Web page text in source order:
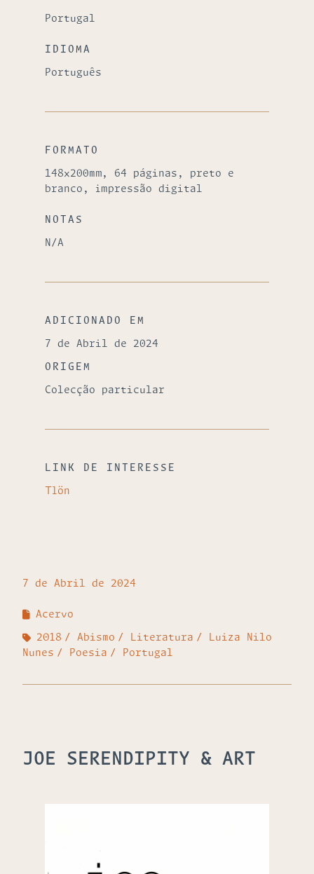
Portugal
IDIOMA
Português
FORMATO
148x200mm, 64 páginas, preto e
branco, impressão digital
NOTAS
N/A
ADICIONADO EM
7 de Abril de 2024
ORIGEM
Colecção particular
LINK DE INTERESSE
Tlön
7 de Abril de 2024
Acervo
2018 Abismo Literatura
Luiza Nilo
Nunes
Poesia Portugal
JOE SERENDIPITY & ART